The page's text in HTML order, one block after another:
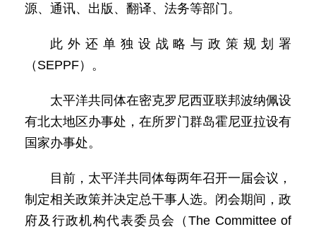
源、通讯、出版、翻译、法务等部门。
此外还单独设战略与政策规划署
（SEPPF）。
太平洋共同体在密克罗尼西亚联邦波纳佩设
有北太地区办事处，在所罗门群岛霍尼亚拉设有
国家办事处。
目前，太平洋共同体每两年召开一届会议，
制定相关政策并决定总干事人选。闭会期间，政
府及行政机构代表委员会（The Committee of